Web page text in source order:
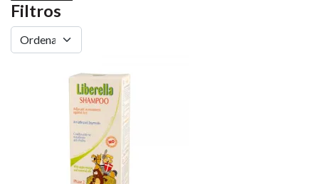
Filtros